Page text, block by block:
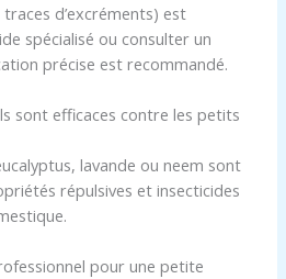
d’excréments) est
spécialisé ou consulter un
précise est recommandé.
sont efficaces contre les petits
lavande ou neem sont
répulsives et insecticides
pour une petite